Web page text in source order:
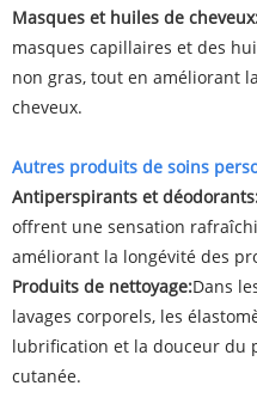
Masques et huiles de
masques capillaires et des
non gras, tout en améliorant
cheveux.
Autres produits de soins
Antiperspirants et
offrent une sensation
améliorant la longévité des
Produits de nettoyage:Dans
lavages corporels, les
lubrification et la douceur
cutanée.